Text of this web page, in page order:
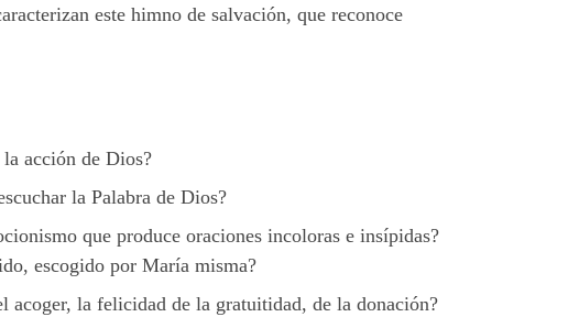
este himno de salvación, que reconoce
acción de Dios?
la Palabra de Dios?
que produce oraciones incoloras e insípidas?
escogido por María misma?
acoger, la felicidad de la gratuitidad, de la donación?